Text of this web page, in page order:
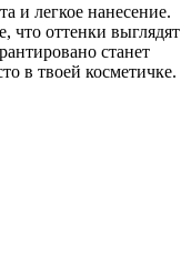
и легкое нанесение.
что оттенки выглядят
станет
в твоей косметичке.